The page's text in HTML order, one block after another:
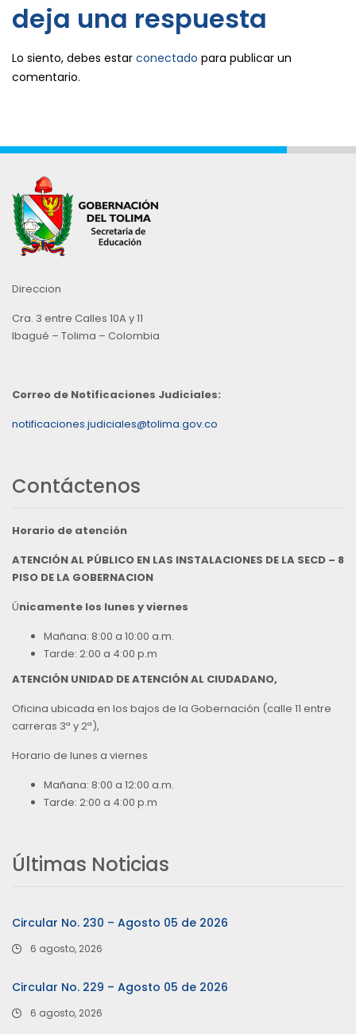
deja una respuesta
Lo siento, debes estar conectado para publicar un
comentario.
Direccion
Cra. 3 entre Calles 10A y 11
Ibagué – Tolima – Colombia
Correo de Notificaciones Judiciales:
notificaciones.judiciales@tolima.gov.co
Contáctenos
Horario de atención
ATENCIÓN AL PÚBLICO EN LAS INSTALACIONES DE LA SECD – 8
PISO DE LA GOBERNACION
Únicamente los lunes y viernes
Mañana: 8:00 a 10:00 a.m.
Tarde: 2:00 a 4:00 p.m
ATENCIÓN UNIDAD DE ATENCIÓN AL CIUDADANO,
Oficina ubicada en los bajos de la Gobernación (calle 11 entre
carreras 3ª y 2ª),
Horario de lunes a viernes
Mañana: 8:00 a 12:00 a.m.
Tarde: 2:00 a 4:00 p.m
Últimas Noticias
Circular No. 230 – Agosto 05 de 2026
6 agosto, 2026
Circular No. 229 – Agosto 05 de 2026
6 agosto, 2026